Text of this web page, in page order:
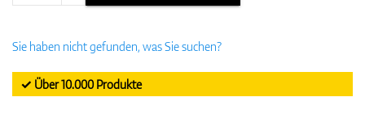
Sie haben nicht gefunden, was Sie suchen?
✓ Über 10.000 Produkte